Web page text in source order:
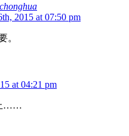
chonghua
2015 at 07:50 pm
。
at 04:21 pm
……